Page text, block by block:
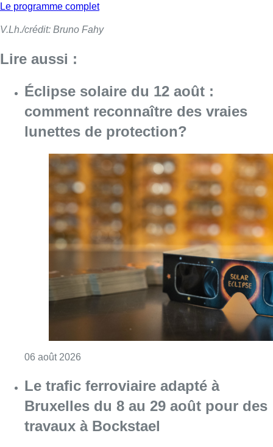
Le programme complet
V.Lh./crédit: Bruno Fahy
Lire aussi :
Éclipse solaire du 12 août :
comment reconnaître des vraies
lunettes de protection?
06 août 2026
Le trafic ferroviaire adapté à
Bruxelles du 8 au 29 août pour des
travaux à Bockstael